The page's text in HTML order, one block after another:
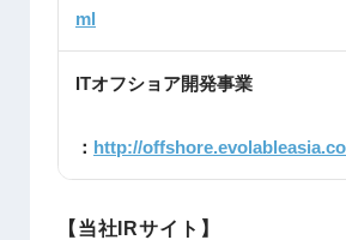
ml
ITオフショア開発事業
： http://
【当社IRサイト】